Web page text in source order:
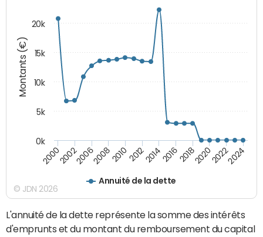
Montants (€)
Annuité de la dette
200020022006200820102012201420162018202020222024
0k
5k
10k
15k
20k
© JDN 2026
L'annuité de la dette représente la somme des intérêts
d'emprunts et du montant du remboursement du capital